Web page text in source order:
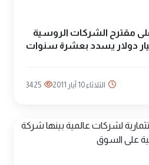
مقترح الشركات الروسية
دولار يسدد بعشرة سنوات
الثلاثاء 10 آيار 2011 3425